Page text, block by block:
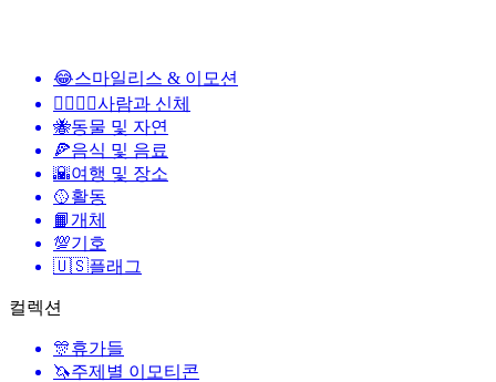
😂스마일리스 & 이모션
👩‍❤️‍💋‍👨사람과 신체
🐝동물 및 자연
🍕음식 및 음료
🌇여행 및 장소
🥎활동
📙개체
💯기호
🇺🇸플래그
컬렉션
🎊휴가들
🦄주제별 이모티콘